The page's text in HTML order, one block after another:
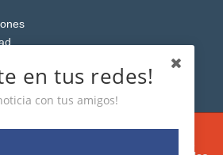
analíticas y publicitarias (propias y de
en tus redes!
con tus amigos!